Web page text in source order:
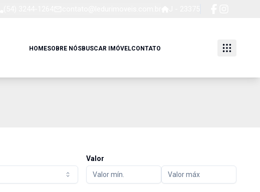
HOMESOBRE NÓSBUSCAR IMÓVELCONTATO
Valor